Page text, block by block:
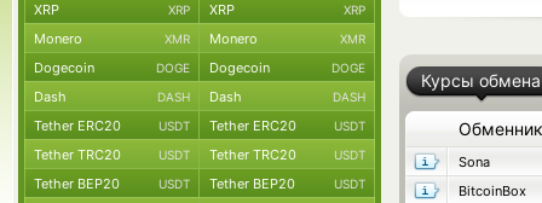
Курсы обмена
Обменник
Sona
BitcoinBox
XRP XRP XRP XRP
Monero XMR Monero XMR
Dogecoin DOGE Dogecoin DOGE
Dash DASH Dash DASH
Tether ERC20 USDT Tether ERC20 USDT
Tether TRC20 USDT Tether TRC20 USDT
Tether BEP20 USDT Tether BEP20 USDT